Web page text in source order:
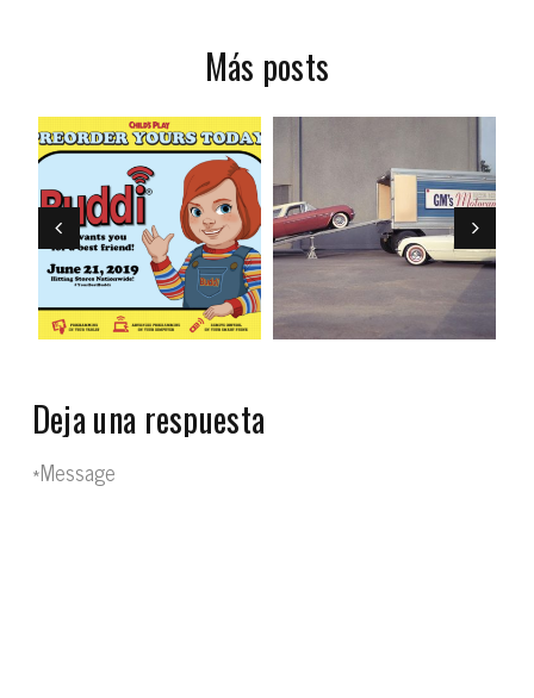
Más posts
Deja una respuesta